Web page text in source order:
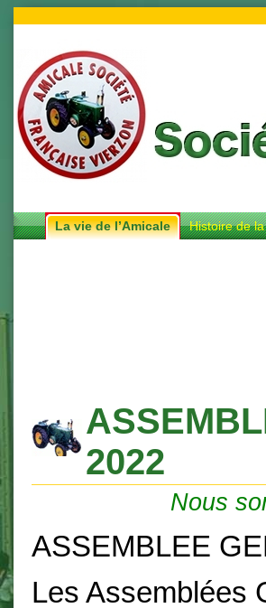
La vie de l’Amicale Histoire de
2022
Nous
ASSEMBLEE
Les Assemblées